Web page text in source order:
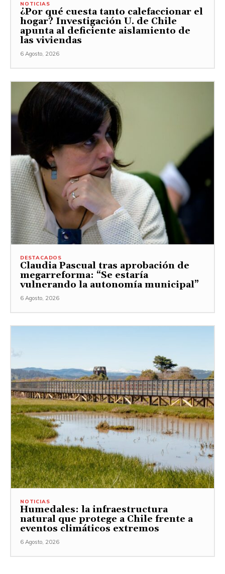
NOTICIAS
¿Por qué cuesta tanto calefaccionar el
hogar? Investigación U. de Chile
apunta al deficiente aislamiento de
las viviendas
6 Agosto, 2026
DESTACADOS
Claudia Pascual tras aprobación de
megarreforma: “Se estaría
vulnerando la autonomía municipal”
6 Agosto, 2026
NOTICIAS
Humedales: la infraestructura
natural que protege a Chile frente a
eventos climáticos extremos
6 Agosto, 2026